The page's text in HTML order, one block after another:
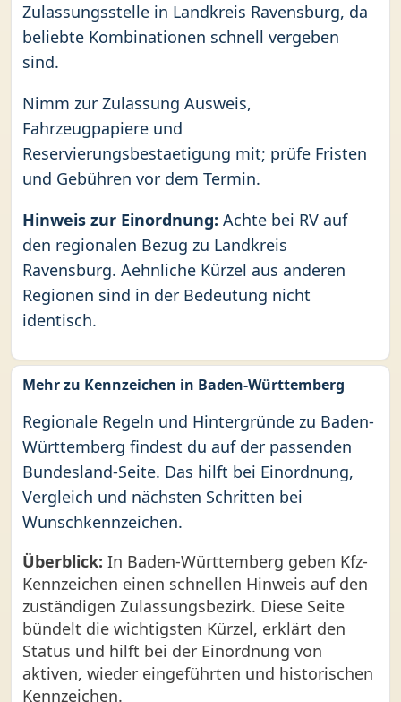
Zulassungsstelle in Landkreis Ravensburg, da
beliebte Kombinationen schnell vergeben
sind.
Nimm zur Zulassung Ausweis,
Fahrzeugpapiere und
Reservierungsbestaetigung mit; prüfe Fristen
und Gebühren vor dem Termin.
Hinweis zur Einordnung: Achte bei RV auf
den regionalen Bezug zu Landkreis
Ravensburg. Aehnliche Kürzel aus anderen
Regionen sind in der Bedeutung nicht
identisch.
Mehr zu Kennzeichen in Baden-Württemberg
Regionale Regeln und Hintergründe zu Baden-
Württemberg findest du auf der passenden
Bundesland-Seite. Das hilft bei Einordnung,
Vergleich und nächsten Schritten bei
Wunschkennzeichen.
Überblick: In Baden-Württemberg geben Kfz-
Kennzeichen einen schnellen Hinweis auf den
zuständigen Zulassungsbezirk. Diese Seite
bündelt die wichtigsten Kürzel, erklärt den
Status und hilft bei der Einordnung von
aktiven, wieder eingeführten und historischen
Kennzeichen.